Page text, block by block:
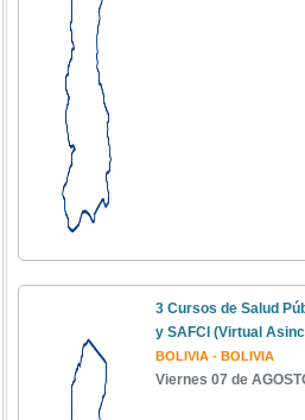
3 Cursos de Salud
y SAFCI (Virtual
BOLIVIA - BOLIVIA
Viernes 07 de